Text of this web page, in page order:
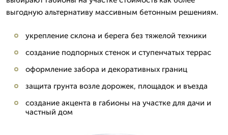
выгодную альтернативу массивным бетонным решениям.
укрепление склона и берега без тяжелой техники
создание подпорных стенок и ступенчатых террас
оформление забора и декоративных границ
защита грунта возле дорожек, площадок и въезда
создание акцента в габионы на участке для дачи и
частный дом